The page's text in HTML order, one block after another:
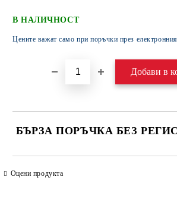
В НАЛИЧНОСТ
Цените важат само при поръчки през
БЪРЗА ПОРЪЧКА БЕЗ
Оцени продукта